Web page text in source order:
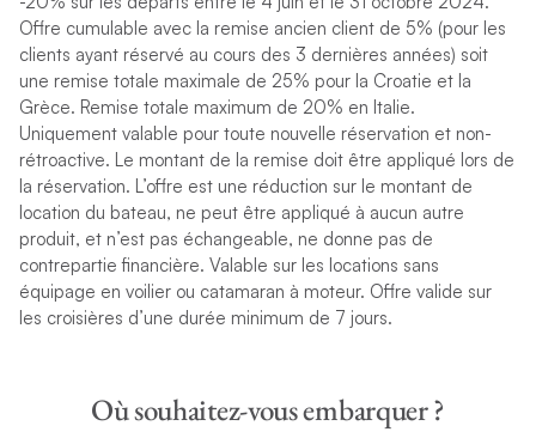
Offre cumulable avec la remise ancien client de 5% (pour les
clients ayant réservé au cours des 3 dernières années) soit
une remise totale maximale de 25% pour la Croatie et la
Grèce. Remise totale maximum de 20% en Italie.
Uniquement valable pour toute nouvelle réservation et non-
rétroactive. Le montant de la remise doit être appliqué lors de
la réservation. L’offre est une réduction sur le montant de
location du bateau, ne peut être appliqué à aucun autre
produit, et n’est pas échangeable, ne donne pas de
contrepartie financière. Valable sur les locations sans
équipage en voilier ou catamaran à moteur. Offre valide sur
les croisières d’une durée minimum de 7 jours.
Où souhaitez-vous embarquer ?